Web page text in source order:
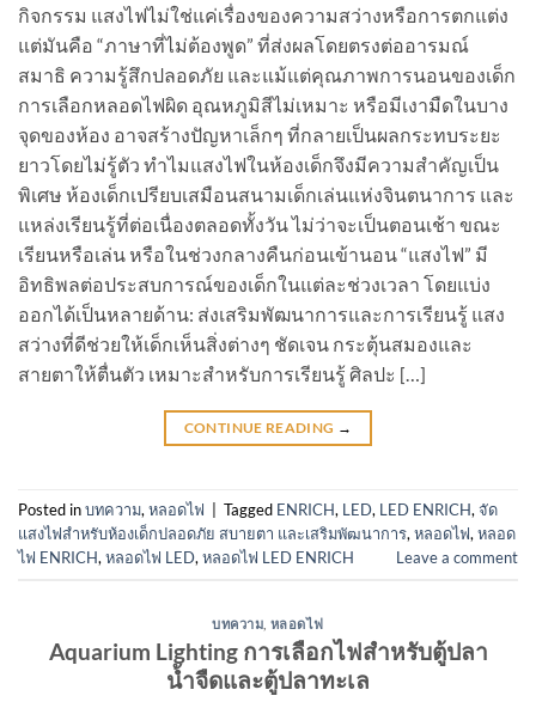
กิจกรรม แสงไฟไม่ใช่แค่เรื่องของความสว่างหรือการตกแต่ง
แต่มันคือ “ภาษาที่ไม่ต้องพูด” ที่ส่งผลโดยตรงต่ออารมณ์
สมาธิ ความรู้สึกปลอดภัย และแม้แต่คุณภาพการนอนของเด็ก
การเลือกหลอดไฟผิด อุณหภูมิสีไม่เหมาะ หรือมีเงามืดในบาง
จุดของห้อง อาจสร้างปัญหาเล็กๆ ที่กลายเป็นผลกระทบระยะ
ยาวโดยไม่รู้ตัว ทำไมแสงไฟในห้องเด็กจึงมีความสำคัญเป็น
พิเศษ ห้องเด็กเปรียบเสมือนสนามเด็กเล่นแห่งจินตนาการ และ
แหล่งเรียนรู้ที่ต่อเนื่องตลอดทั้งวัน ไม่ว่าจะเป็นตอนเช้า ขณะ
เรียนหรือเล่น หรือในช่วงกลางคืนก่อนเข้านอน “แสงไฟ” มี
อิทธิพลต่อประสบการณ์ของเด็กในแต่ละช่วงเวลา โดยแบ่ง
ออกได้เป็นหลายด้าน: ส่งเสริมพัฒนาการและการเรียนรู้ แสง
สว่างที่ดีช่วยให้เด็กเห็นสิ่งต่างๆ ชัดเจน กระตุ้นสมองและ
สายตาให้ตื่นตัว เหมาะสำหรับการเรียนรู้ ศิลปะ […]
CONTINUE READING →
Posted inบทความ,หลอดไฟ Tagged ENRICH, LED, LED ENRICH,จัด
แสงไฟสำหรับห้องเด็กปลอดภัย สบายตา และเสริมพัฒนาการ,หลอดไฟ,หลอด
ไฟ ENRICH,หลอดไฟ LED,หลอดไฟ LED ENRICH Leave a comment
บทความ หลอดไฟ
Aquarium Lighting การเลือกไฟสำหรับตู้ปลา
น้ำจืดและตู้ปลาทะเล